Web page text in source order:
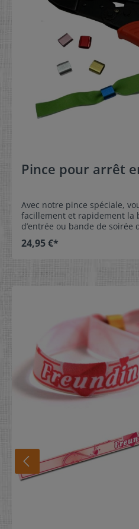
Pince pour arrêt
Avec notre pince spéciale,
facillement et rapidement la
d’entrée ou bande de soirée
pendant les festivités et elle
d’avance doit être juste mis
aluminium ou en plastique
poignet et le billet ruban est
pas être perdu. Comme ca
festival ne peut pas être
personnes. *Alternativ nous
programmes des arrêts en
cela que vous n’avez pas
Matériel:Métal – pince à
matière plastique.
24,95 €*